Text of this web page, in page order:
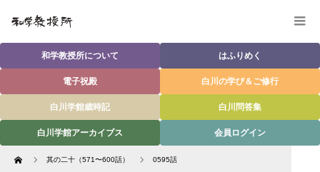
和学教授所について はふりめく
電子祝殿 白川の学び＆ご修行
白川学館歳時記 白川問答集
白川学館アーカイブス 会員ログイン
Home 其の二十（571〜600話） 0595話